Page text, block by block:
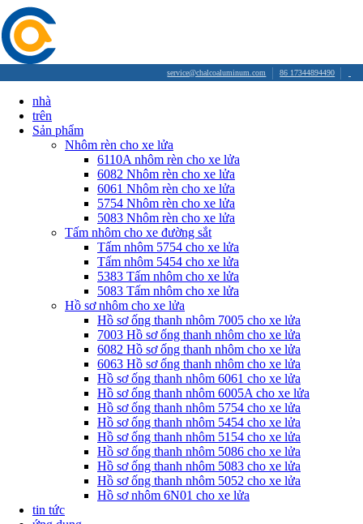
service@chalcoaluminum.com 86 17344894490
nhà
trên
Sản phẩm
Nhôm rèn cho xe lửa
6110A nhôm rèn cho xe lửa
6082 Nhôm rèn cho xe lửa
6061 Nhôm rèn cho xe lửa
5754 Nhôm rèn cho xe lửa
5083 Nhôm rèn cho xe lửa
Tấm nhôm cho xe đường sắt
Tấm nhôm 5754 cho xe lửa
Tấm nhôm 5454 cho xe lửa
5383 Tấm nhôm cho xe lửa
5083 Tấm nhôm cho xe lửa
Hồ sơ nhôm cho xe lửa
Hồ sơ ống thanh nhôm 7005 cho xe lửa
7003 Hồ sơ ống thanh nhôm cho xe lửa
6082 Hồ sơ ống thanh nhôm cho xe lửa
6063 Hồ sơ ống thanh nhôm cho xe lửa
Hồ sơ ống thanh nhôm 6061 cho xe lửa
Hồ sơ ống thanh nhôm 6005A cho xe lửa
Hồ sơ ống thanh nhôm 5754 cho xe lửa
Hồ sơ ống thanh nhôm 5454 cho xe lửa
Hồ sơ ống thanh nhôm 5154 cho xe lửa
Hồ sơ ống thanh nhôm 5086 cho xe lửa
Hồ sơ ống thanh nhôm 5083 cho xe lửa
Hồ sơ ống thanh nhôm 5052 cho xe lửa
Hồ sơ nhôm 6N01 cho xe lửa
tin tức